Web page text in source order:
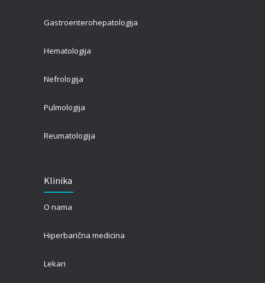
Gastroenterohepatologija
Hematologija
Nefrologija
Pulmologija
Reumatologija
Klinika
O nama
Hiperbarična medicina
Lekari